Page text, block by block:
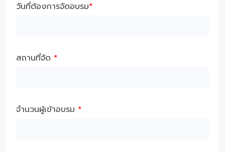
วันที่ต้องการจัดอบรม*
สถานที่จัด *
จำนวนผู้เข้าอบรม *